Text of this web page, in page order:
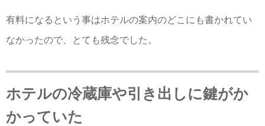
有料になるという事はホテルの案内のどこにも書かれてい
なかったので、とても残念でした。
ホテルの冷蔵庫や引き出しに鍵がか
かっていた